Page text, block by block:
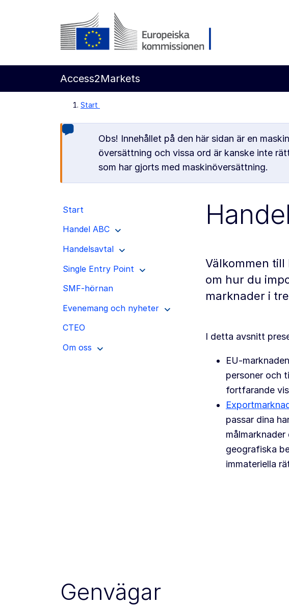
Gå direkt till innehållet
Access2Markets
Start
Obs! Innehållet på den här sidan är en
översättning och vissa ord är kanske inte
som har gjorts med maskinöversättning.
Start
Handel ABC
Handelsavtal
Single Entry Point
SMF-hörnan
Evenemang och nyheter
CTEO
Om oss
Välkommen
om hur du
marknader i
I detta avsnitt
EU-
personer och
fortfarande
passar dina
geografiska
immateriella
Genvägar